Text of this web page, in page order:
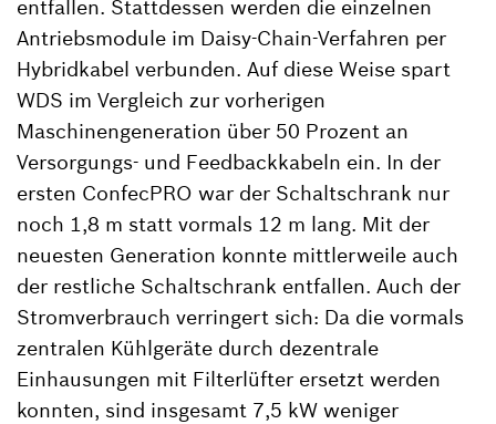
entfallen. Stattdessen werden die einzelnen
Antriebsmodule im Daisy-Chain-Verfahren per
Hybridkabel verbunden. Auf diese Weise spart
WDS im Vergleich zur vorherigen
Maschinengeneration über 50 Prozent an
Versorgungs- und Feedbackkabeln ein. In der
ersten ConfecPRO war der Schaltschrank nur
noch 1,8 m statt vormals 12 m lang. Mit der
neuesten Generation konnte mittlerweile auch
der restliche Schaltschrank entfallen. Auch der
Stromverbrauch verringert sich: Da die vormals
zentralen Kühlgeräte durch dezentrale
Einhausungen mit Filterlüfter ersetzt werden
konnten, sind insgesamt 7,5 kW weniger